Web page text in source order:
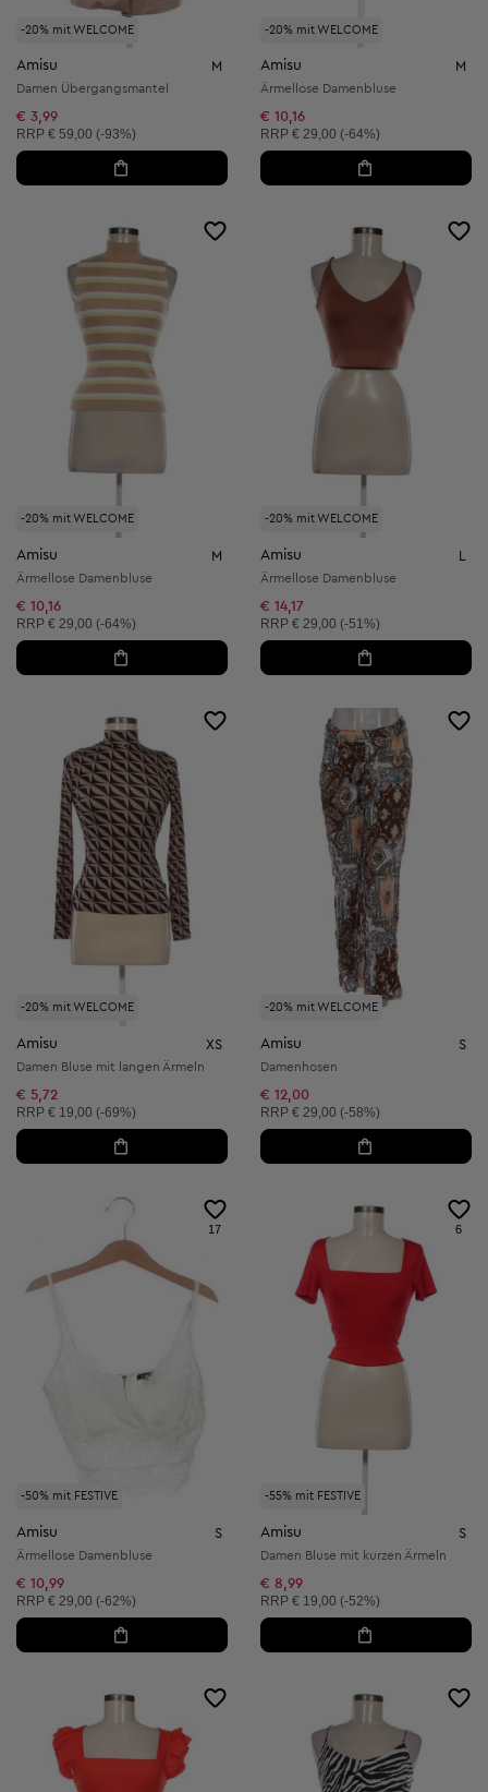
-20% mit WELCOME
Amisu M
Damen Übergangsmantel
€ 3,99
Unverbindliche Preisempfehlung:
RRP € 59,00 (-93%)
-20% mit WELCOME
Amisu M
Ärmellose Damenbluse
€ 10,16
Unverbindliche Preisempfehlung:
RRP € 29,00 (-64%)
-20% mit WELCOME
Amisu M
Ärmellose Damenbluse
€ 10,16
Unverbindliche Preisempfehlung:
RRP € 29,00 (-64%)
-20% mit WELCOME
Amisu L
Ärmellose Damenbluse
€ 14,17
Unverbindliche Preisempfehlung:
RRP € 29,00 (-51%)
-20% mit WELCOME
Amisu XS
Damen Bluse mit langen Ärmeln
€ 5,72
Unverbindliche Preisempfehlung:
RRP € 19,00 (-69%)
-20% mit WELCOME
Amisu S
Damenhosen
€ 12,00
Unverbindliche Preisempfehlung:
RRP € 29,00 (-58%)
-50% mit FESTIVE
17
Amisu S
Ärmellose Damenbluse
€ 10,99
Unverbindliche Preisempfehlung:
RRP € 29,00 (-62%)
-55% mit FESTIVE
6
Amisu S
Damen Bluse mit kurzen Ärmeln
€ 8,99
Unverbindliche Preisempfehlung:
RRP € 19,00 (-52%)